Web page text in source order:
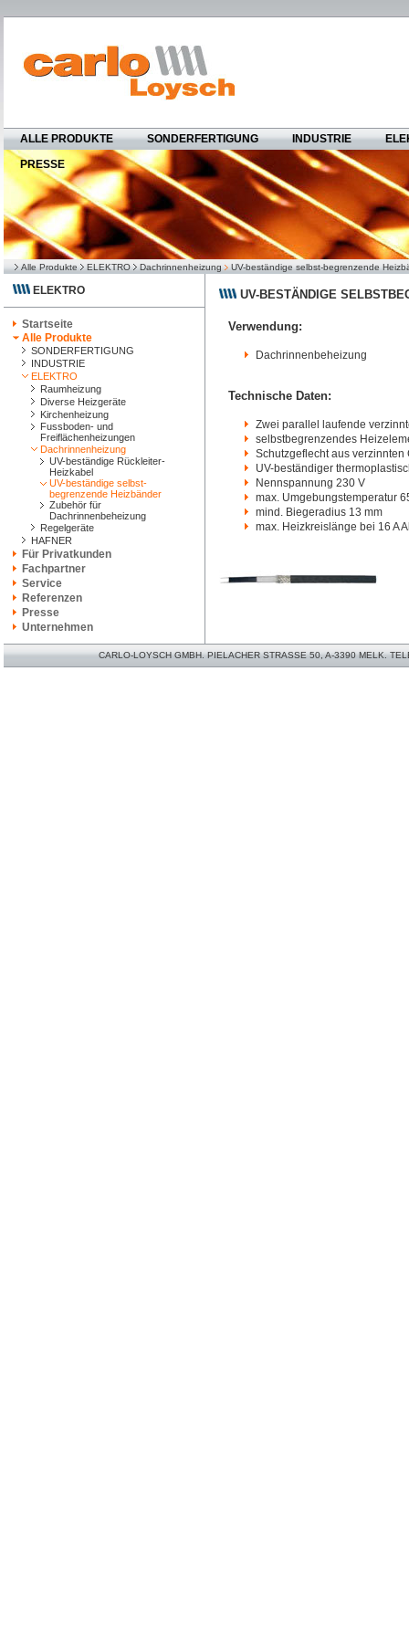
ALLE PRODUKTE SONDERFERTIGUNG INDUSTRIE
PRESSE
Alle Produkte ELEKTRO Dachrinnenheizung UV-beständige selbst-begrenzende
ELEKTRO
Startseite
Alle Produkte
SONDERFERTIGUNG
INDUSTRIE
ELEKTRO
Raumheizung
Diverse Heizgeräte
Kirchenheizung
Fussboden- und
Freiflächenheizungen
Dachrinnenheizung
UV-beständige Rückleiter-
Heizkabel
UV-beständige selbst-
begrenzende Heizbänder
Zubehör für
Dachrinnenbeheizung
Regelgeräte
HAFNER
Für Privatkunden
Fachpartner
Service
Referenzen
Presse
Unternehmen
UV-BESTÄNDIGE
Verwendung:
Dachrinnenbeheizung
Technische Daten:
Zwei parallel laufende
selbstbegrenzendes
Schutzgeflecht aus verzinnten
UV-beständiger
Nennspannung 230 V
max. Umgebungstemperatur
mind. Biegeradius 13 mm
max. Heizkreislänge bei 16 A
CARLO-LOYSCH GMBH. PIELACHER STRASSE 50, A-3390 MELK.